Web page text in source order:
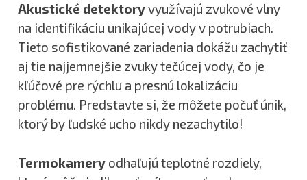
Akustické detektoryvyužívajú zvukové vlny
na identifikáciu unikajúcej vody v potrubiach.
Tieto sofistikované zariadenia dokážu zachytiť
aj tie najjemnejšie zvuky tečúcej vody, čo je
kľúčové pre rýchlu a presnú lokalizáciu
problému. Predstavte si, že môžete počuť únik,
ktorý by ľudské ucho nikdy nezachytilo!
Termokamery odhaľujú teplotné rozdiely,